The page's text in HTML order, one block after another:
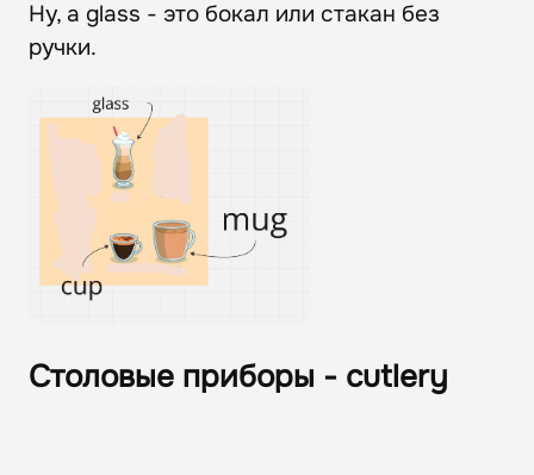
Ну, а glass - это бокал или стакан без
ручки.
Столовые приборы - cutlery